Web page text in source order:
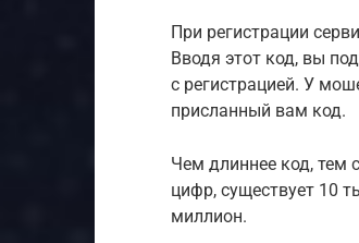
При регистрации
Вводя этот код, вы
с регистрацией. У
присланный вам код.
Чем длиннее код, тем
цифр, существует 10
миллион.